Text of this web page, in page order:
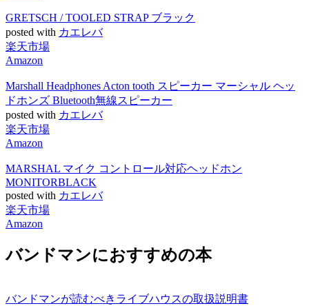
GRETSCH / TOOLED STRAP ブラック
posted with カエレバ
楽天市場
Amazon
Marshall Headphones Acton tooth スピーカー マーシャル ヘッ
ドホンズ Bluetooth無線スピーカー
posted with カエレバ
楽天市場
Amazon
MARSHAL マイク コントロール対応ヘッドホン
MONITORBLACK
posted with カエレバ
楽天市場
Amazon
バンドマンにおすすめの本
バンドマンが読むべきライブハウスの取扱説明書